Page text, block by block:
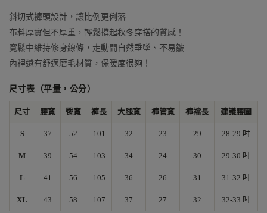
斜切式褲頭設計，讓比例更俐落
布料厚實但不厚重，輕鬆撐起秋冬穿搭的質感！
寬鬆中維持修身線條，走動間自然垂墜、不易皺
內裡還有舒適磨毛材質，保暖度很夠！
尺寸表（平量，公分）
尺寸 腰寬 臀寬 褲長 大腿寬 褲管寬 褲襠長 建議腰圍
S 37 52 101 32 23 29 28-29 吋
M 39 54 103 34 24 30 29-30 吋
L 41 56 105 36 26 31 31-32 吋
XL 43 58 107 37 27 32 32-33 吋